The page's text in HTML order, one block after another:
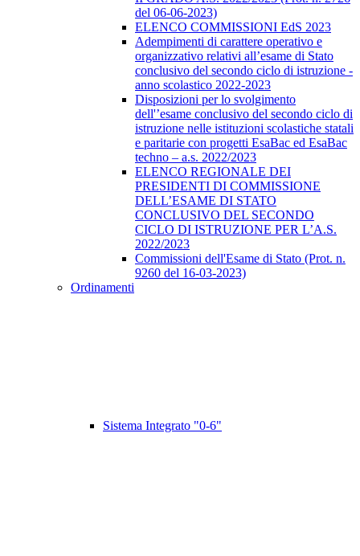
del 06-06-2023)
ELENCO COMMISSIONI EdS 2023
Adempimenti di carattere operativo e
organizzativo relativi all’esame di Stato
conclusivo del secondo ciclo di istruzione -
anno scolastico 2022-2023
Disposizioni per lo svolgimento
dell'’esame conclusivo del secondo ciclo di
istruzione nelle istituzioni scolastiche statali
e paritarie con progetti EsaBac ed EsaBac
techno – a.s. 2022/2023
ELENCO REGIONALE DEI
PRESIDENTI DI COMMISSIONE
DELL’ESAME DI STATO
CONCLUSIVO DEL SECONDO
CICLO DI ISTRUZIONE PER L’A.S.
2022/2023
Commissioni dell'Esame di Stato (Prot. n.
9260 del 16-03-2023)
Ordinamenti
Sistema Integrato "0-6"